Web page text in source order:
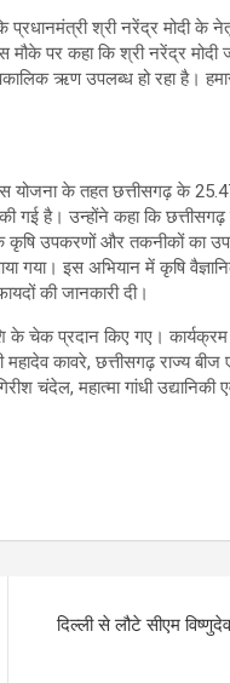
श्री नरेंद्र मोदी के
पर कहा कि श्री नरेंद्र
ऋण उपलब्ध हो रहा है।
योजना के तहत छत्तीसगढ़ के
गई है। उन्होंने कहा कि
उपकरणों और तकनीकों का
इस अभियान में कृषि
की जानकारी दी।
के चेक प्रदान किए गए। कार्यक्रम
कावरे, छत्तीसगढ़ राज्य बीज
चंदेल, महात्मा गांधी उद्यानिकी
दिल्ली से लौटे सीएम